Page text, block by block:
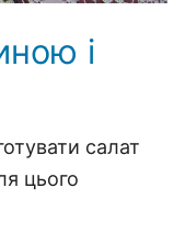
і
салат
цього